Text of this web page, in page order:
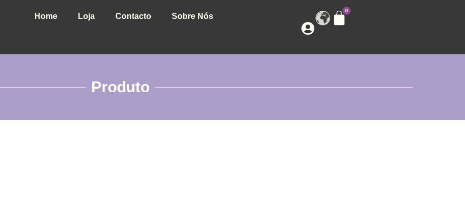
Home Loja Contacto Sobre Nós
Produto